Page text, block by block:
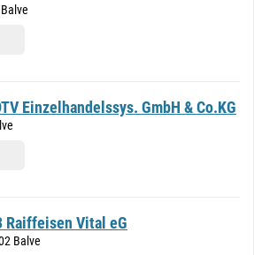
Einzelhandelssys. GmbH & Co.KG
Raiffeisen Vital eG
Balve